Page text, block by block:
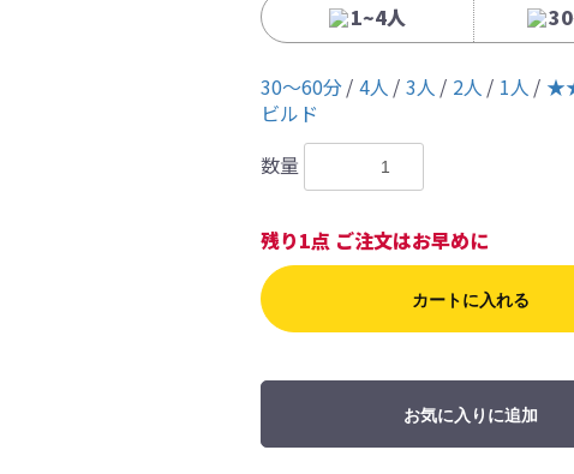
1~4人
30〜60分 4人 3人 2人 1人
ビルド
数量
残り1点 ご注文はお早めに
カートに入れる
お気に入りに追加